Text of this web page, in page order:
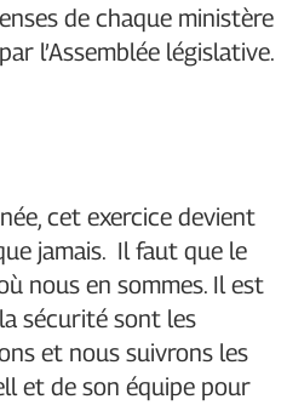
de chaque ministère
l’Assemblée législative.
cet exercice devient
jamais. Il faut que le
nous en sommes. Il est
sécurité sont les
et nous suivrons les
et de son équipe pour